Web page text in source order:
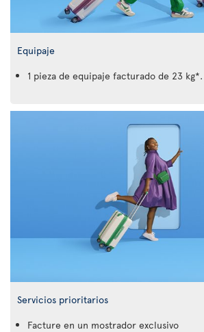
Equipaje
1 pieza de equipaje facturado de 23 kg*.
Servicios prioritarios
Facture en un mostrador exclusivo